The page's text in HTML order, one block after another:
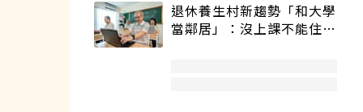
退休養生村新趨勢「和大學
當鄰居」：沒上課不能住、